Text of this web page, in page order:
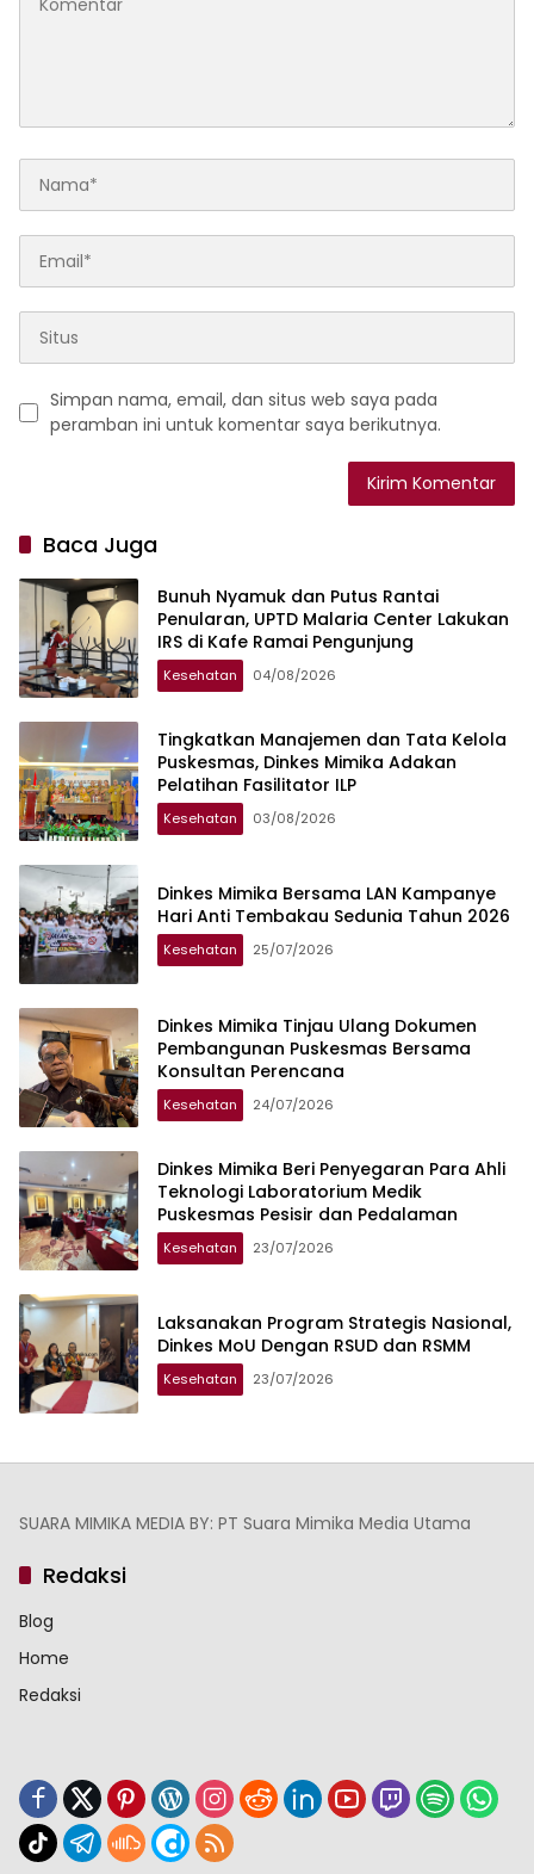
Simpan nama, email, dan situs web saya pada
peramban ini untuk komentar saya berikutnya.
Baca Juga
Bunuh Nyamuk dan Putus Rantai
Penularan, UPTD Malaria Center Lakukan
IRS di Kafe Ramai Pengunjung
Kesehatan 04/08/2026
Tingkatkan Manajemen dan Tata Kelola
Puskesmas, Dinkes Mimika Adakan
Pelatihan Fasilitator ILP
Kesehatan 03/08/2026
Dinkes Mimika Bersama LAN Kampanye
Hari Anti Tembakau Sedunia Tahun 2026
Kesehatan 25/07/2026
Dinkes Mimika Tinjau Ulang Dokumen
Pembangunan Puskesmas Bersama
Konsultan Perencana
Kesehatan 24/07/2026
Dinkes Mimika Beri Penyegaran Para Ahli
Teknologi Laboratorium Medik
Puskesmas Pesisir dan Pedalaman
Kesehatan 23/07/2026
Laksanakan Program Strategis Nasional,
Dinkes MoU Dengan RSUD dan RSMM
Kesehatan 23/07/2026
SUARA MIMIKA MEDIA BY: PT Suara Mimika Media Utama
Redaksi
Blog
Home
Redaksi